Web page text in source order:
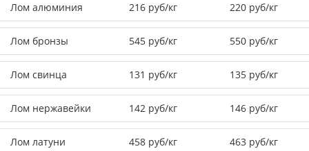
Лом алюминия 216 руб/кг 220 руб/кг
Лом бронзы 545 руб/кг 550 руб/кг
Лом свинца 131 руб/кг 135 руб/кг
Лом нержавейки 142 руб/кг 146 руб/кг
Лом латуни 458 руб/кг 463 руб/кг